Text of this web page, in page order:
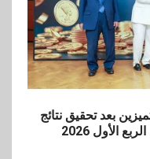
بعد تحقيق نتائج
الأول 2026